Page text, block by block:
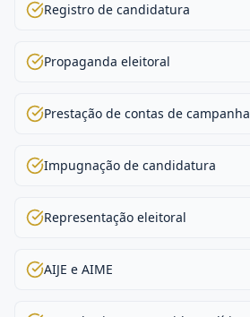
Registro de candidatura
Propaganda eleitoral
Prestação de contas de campanha
Impugnação de candidatura
Representação eleitoral
AIJE e AIME